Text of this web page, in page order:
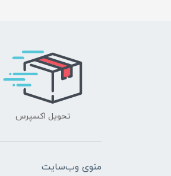
تحویل اکسپرس
منوی وب‌سایت